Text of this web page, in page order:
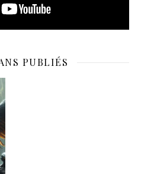
PUBLIÉS